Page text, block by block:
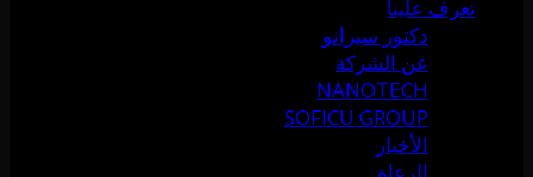
تعرف علينا
دكتور سيرانو
عن الشركة
NANOTECH
SOFICU GROUP
الأخبار